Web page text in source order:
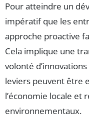
Pour atteindre un
impératif que les
approche proactive
Cela implique une
volonté
leviers peuvent être
l’économie locale et
environnementaux.